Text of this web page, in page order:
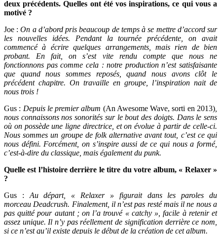
deux précédents. Quelles ont été vos inspirations, ce qui vous a
motivé ?
Joe :On a d’abord pris beaucoup de temps à se mettre d’accord sur
les nouvelles idées. Pendant la tournée précédente, on avait
commencé à écrire quelques arrangements, mais rien de bien
probant. En fait, on s’est vite rendu compte que nous ne
fonctionnons pas comme cela : notre production n’est satisfaisante
que quand nous sommes reposés, quand nous avons clôt le
précédent chapitre. On travaille en groupe, l’inspiration nait de
nous trois !
Gus : Depuis le premier album (An Awesome Wave, sorti en 2013)
nous connaissons nos sonorités sur le bout des doigts. Dans le sens
où on possède une ligne directrice, et on évolue à partir de celle-ci.
Nous sommes un groupe de folk alternative avant tout, c’est ce qui
nous défini. Forcément, on s’inspire aussi de ce qui nous a formé,
c’est-à-dire du classique, mais également du punk.
Quelle est l’histoire derrière le titre du votre album, « Relaxer »
?
Gus : Au départ, « Relaxer » figurait dans les paroles du
morceau Deadcrush. Finalement, il n’est pas resté mais il ne nous a
pas quitté pour autant ; on l’a trouvé « catchy », facile à retenir et
assez unique. Il n’y pas réellement de signification derrière ce nom,
si ce n’est qu’il existe depuis le début de la création de cet album.